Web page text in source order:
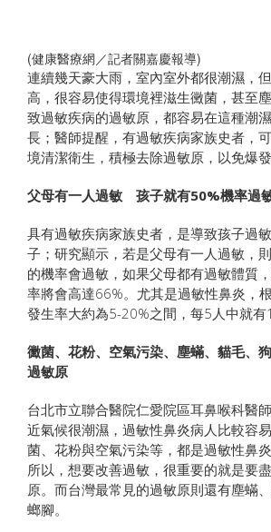
(健康醫療網／記者關嘉慶報導)
連續幾天豪大雨，室內室外都很潮濕，
高，很容易使得環境裡滋生黴菌，甚至
致過敏疾病的過敏原，都容易在這種潮
長；醫師提醒，有過敏疾病家族史者，
境清潔衛生，積極去除過敏原，以免爆發
父母有一人過敏 孩子就有50%機率過
具有過敏疾病家族史者，是導致孩子過
子；研究顯示，若是父母有一人過敏，
的機率會過敏，如果父母都有過敏體質
率將會高達66%。尤其是過敏性鼻炎，
發生率大約為5-20%之間，每5人中就有
黴菌、花粉、空氣污染、塵蟎、貓毛、
過敏原
台北市立聯合醫院仁愛院區耳鼻喉科醫
近氣候很潮濕，過敏性鼻炎病人比較容
菌、花粉與空氣污染等，都是過敏性鼻
所以，想要改善過敏，很重要的就是要
原。而台灣最常見的過敏原則還有塵蟎
螂腳。